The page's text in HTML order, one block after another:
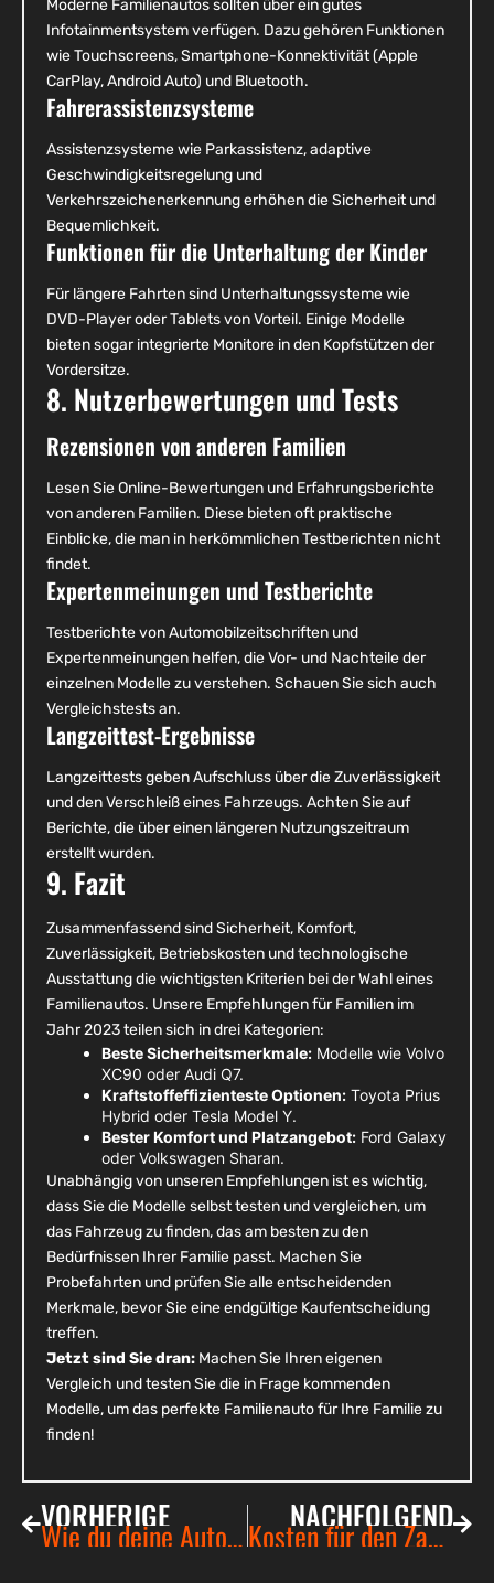
Moderne Familienautos sollten über ein gutes
Infotainmentsystem verfügen. Dazu gehören Funktionen
wie Touchscreens, Smartphone-Konnektivität (Apple
CarPlay, Android Auto) und Bluetooth.
Fahrerassistenzsysteme
Assistenzsysteme wie Parkassistenz, adaptive
Geschwindigkeitsregelung und
Verkehrszeichenerkennung erhöhen die Sicherheit und
Bequemlichkeit.
Funktionen für die Unterhaltung der Kinder
Für längere Fahrten sind Unterhaltungssysteme wie
DVD-Player oder Tablets von Vorteil. Einige Modelle
bieten sogar integrierte Monitore in den Kopfstützen der
Vordersitze.
8. Nutzerbewertungen und Tests
Rezensionen von anderen Familien
Lesen Sie Online-Bewertungen und Erfahrungsberichte
von anderen Familien. Diese bieten oft praktische
Einblicke, die man in herkömmlichen Testberichten nicht
findet.
Expertenmeinungen und Testberichte
Testberichte von Automobilzeitschriften und
Expertenmeinungen helfen, die Vor- und Nachteile der
einzelnen Modelle zu verstehen. Schauen Sie sich auch
Vergleichstests an.
Langzeittest-Ergebnisse
Langzeittests geben Aufschluss über die Zuverlässigkeit
und den Verschleiß eines Fahrzeugs. Achten Sie auf
Berichte, die über einen längeren Nutzungszeitraum
erstellt wurden.
9. Fazit
Zusammenfassend sind Sicherheit, Komfort,
Zuverlässigkeit, Betriebskosten und technologische
Ausstattung die wichtigsten Kriterien bei der Wahl eines
Familienautos. Unsere Empfehlungen für Familien im
Jahr 2023 teilen sich in drei Kategorien:
Beste Sicherheitsmerkmale: Modelle wie Volvo
XC90 oder Audi Q7.
Kraftstoffeffizienteste Optionen: Toyota Prius
Hybrid oder Tesla Model Y.
Bester Komfort und Platzangebot: Ford Galaxy
oder Volkswagen Sharan.
Unabhängig von unseren Empfehlungen ist es wichtig,
dass Sie die Modelle selbst testen und vergleichen, um
das Fahrzeug zu finden, das am besten zu den
Bedürfnissen Ihrer Familie passt. Machen Sie
Probefahrten und prüfen Sie alle entscheidenden
Merkmale, bevor Sie eine endgültige Kaufentscheidung
treffen.
Jetzt sind Sie dran: Machen Sie Ihren eigenen
Vergleich und testen Sie die in Frage kommenden
Modelle, um das perfekte Familienauto für Ihre Familie zu
finden!
VORHERIGE Wie du deine Autoreifen selbst wechseln kannst: Eine Schritt-für-Schritt-Anleitung NACHFOLGEND
Kosten für den Zahnriemenwechsel: Was Autofahrer wissen sollten